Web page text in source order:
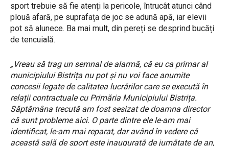
sport trebuie să fie atenți la pericole, întrucât atunci când
plouă afară, pe suprafața de joc se adună apă, iar elevii
pot să alunece. Ba mai mult, din pereți se desprind bucăți
de tencuială.
„Vreau să trag un semnal de alarmă, că eu ca primar al
municipiului Bistrița nu pot și nu voi face anumite
concesii legate de calitatea lucrărilor care se execută în
relații contractuale cu Primăria Municipiului Bistrița.
Săptămâna trecută am fost sesizat de doamna director
că sunt probleme aici. O parte dintre ele le-am mai
identificat, le-am mai reparat, dar având în vedere că
această sală de sport este inaugurată de jumătate de an,